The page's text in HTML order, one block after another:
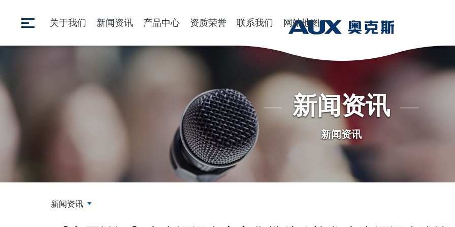
关于我们 新闻资讯 产品中心 资质荣誉 联系我们 网站地图
新闻资讯
新闻资讯
新闻资讯